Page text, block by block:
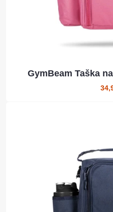
GymBeam Taška